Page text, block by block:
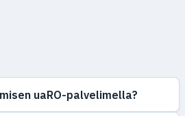
uaRO-palvelimella?